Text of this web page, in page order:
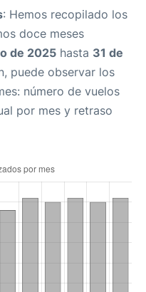
: Hemos recopilado los
doce meses
de 2025 hasta 31 de
puede observar los
número de vuelos
por mes y retraso